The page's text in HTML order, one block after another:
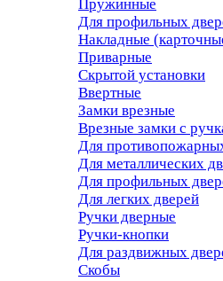
Пружинные
Для профильных
Накладные
Приварные
Скрытой установки
Ввертные
Замки врезные
Врезные замки с
Для
Для металлических
Для профильных
Для легких дверей
Ручки дверные
Ручки-кнопки
Для раздвижных
Скобы